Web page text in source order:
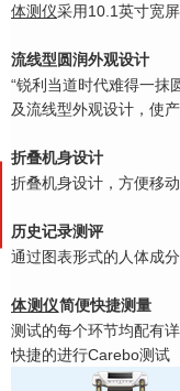
体测仪采用10.1英寸宽
流线型圆润外观设计
“锐利当道时代难得一抹
及流线型外观设计， 使
折叠机身设计
折叠机身设计，方便移
历史记录测评
通过图表形式的人体成
体测仪简便快捷测量
测试的每个环节均配有
快捷的进行Carebo测试